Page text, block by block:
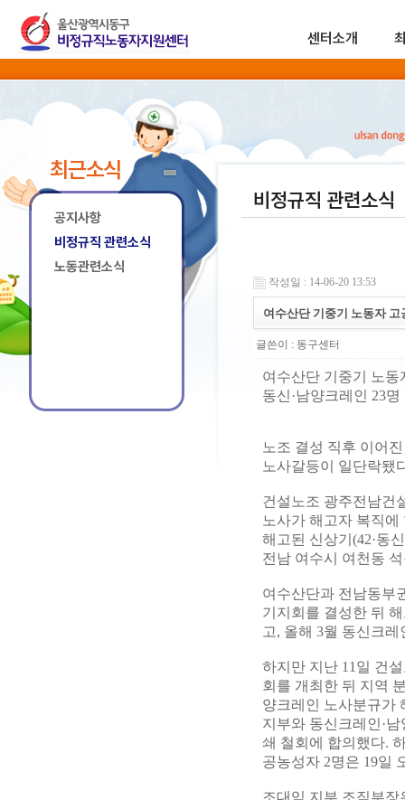
센터소개
최근소식
공지사항
비정규직 관련소식
노동관련소식
비정규직 관련소식
작성일 : 14-06-20 13:53
여수산단 기중기 노동자 고
글쓴이 : 동구센터
여수산단 기중기 노
동신·남양크레인 23
노조 결성 직후 이어
노사갈등이 일단락됐
건설노조 광주전남건
노사가 해고자 복직
해고된 신상기(42·동
전남 여수시 여천동
여수산단과 전남동부
기지회를 결성한 뒤
고, 올해 3월 동신크
하지만 지난 11일 건
회를 개최한 뒤 지역
양크레인 노사분규가
지부와 동신크레인·
쇄 철회에 합의했다.
공농성자 2명은 19일
조대익 지부 조직부